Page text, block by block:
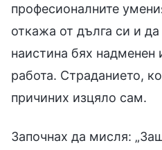
професионалните
откажа от дълга си и
наистина бях надменен
работа. Страданието,
причиних изцяло сам.
Започнах да мисля: